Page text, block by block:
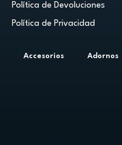
Política de Devoluciones
Política de Privacidad
Accesorios Adornos